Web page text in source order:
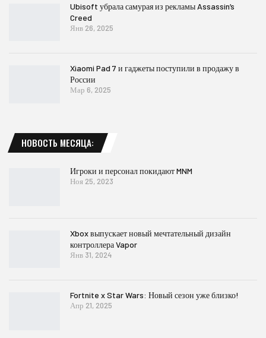
Ubisoft убрала самурая из рекламы Assassin’s
Creed
Янв 26, 2025
Xiaomi Pad 7 и гаджеты поступили в продажу в
России
Мар 6, 2025
НОВОСТЬ МЕСЯЦА:
Игроки и персонал покидают MNM
Ноя 25, 2023
Xbox выпускает новый мечтательный дизайн
контроллера Vapor
Янв 31, 2024
Fortnite x Star Wars: Новый сезон уже близко!
Апр 21, 2025